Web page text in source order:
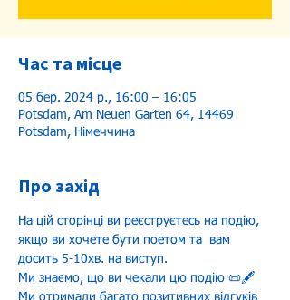
Час та місце
05 бер. 2024 р., 16:00 – 16:05
Potsdam, Am Neuen Garten 64, 14469
Potsdam, Німеччина
Про захід
На цій сторінці ви реєструєтесь на подію,
якщо ви хочете бути поетом та  вам
досить 5-10хв. на виступ.
Ми знаємо, що ви чекали цю подію 📜🖋️
Ми отримали багато позитивних відгуків